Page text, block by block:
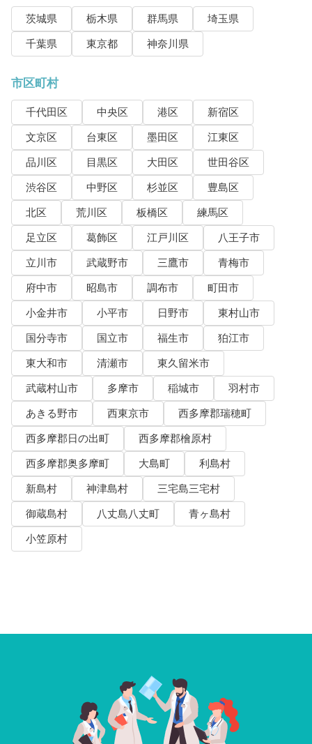
茨城県 栃木県 群馬県
埼玉県
千葉県
東京都 神奈川県
市区町村
千代田区 中央区 港区
新宿区
文京区
台東区 墨田区
江東区
品川区
目黒区 大田区
世田谷区
渋谷区
中野区 杉並区
豊島区
北区
荒川区 板橋区
練馬区
足立区
葛飾区 江戸川区
八王子市
立川市
武蔵野市 三鷹市
青梅市
府中市
昭島市 調布市
町田市
小金井市
小平市 日野市
東村山市
国分寺市
国立市 福生市
狛江市
東大和市
清瀬市
東久留米市
武蔵村山市
多摩市 稲城市
羽村市
あきる野市
西東京市
西多摩郡瑞穂町
西多摩郡日の出町
西多摩郡檜原村
西多摩郡奥多摩町
大島町
利島村
新島村
神津島村
三宅島三宅村
御蔵島村
八丈島八丈町
青ヶ島村
小笠原村